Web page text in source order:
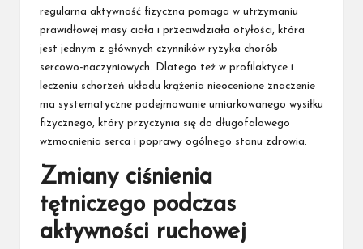
regularna aktywność fizyczna pomaga w utrzymaniu
prawidłowej masy ciała i przeciwdziała otyłości, która
jest jednym z głównych czynników ryzyka chorób
sercowo-naczyniowych. Dlatego też w profilaktyce i
leczeniu schorzeń układu krążenia nieocenione znaczenie
ma systematyczne podejmowanie umiarkowanego wysiłku
fizycznego, który przyczynia się do długofalowego
wzmocnienia serca i poprawy ogólnego stanu zdrowia.
Zmiany ciśnienia
tętniczego podczas
aktywności ruchowej